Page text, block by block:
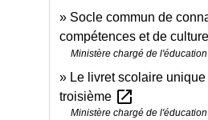
Socle commun de
compétences et de culture
Ministère chargé de l'éducation
Le livret scolaire
troisième open_in_new
Ministère chargé de l'éducation